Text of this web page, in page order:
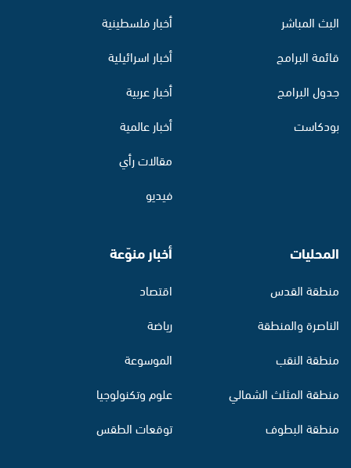
البث المباشر
قائمة البرامج
جدول البرامج
بودكاست
أخبار فلسطينية
أخبار اسرائيلية
أخبار عربية
أخبار عالمية
مقالات رأي
فيديو
المحليات
منطقة القدس
الناصرة والمنطقة
منطقة النقب
منطقة المثلث الشمالي
منطقة البطوف
أخبار منوّعة
اقتصاد
رياضة
الموسوعة
علوم وتكنولوجيا
توقعات الطقس